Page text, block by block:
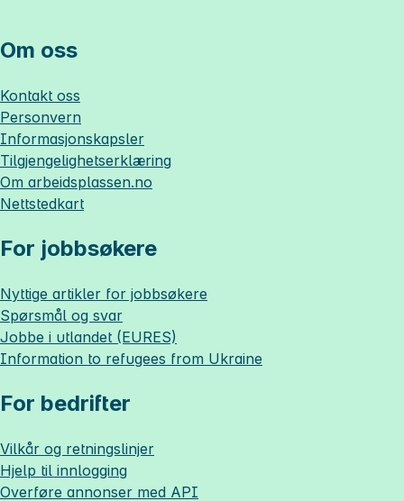
Om oss
Kontakt oss
Personvern
Informasjonskapsler
Tilgjengelighetserklæring
Om arbeidsplassen.no
Nettstedkart
For jobbsøkere
Nyttige artikler for jobbsøkere
Spørsmål og svar
Jobbe i utlandet (EURES)
Information to refugees from Ukraine
For bedrifter
Vilkår og retningslinjer
Hjelp til innlogging
Overføre annonser med API